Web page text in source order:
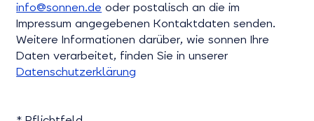
info@sonnen.de oder postalisch an die im
Impressum angegebenen Kontaktdaten senden.
Weitere Informationen darüber, wie sonnen Ihre
Daten verarbeitet, finden Sie in unserer
Datenschutzerklärung